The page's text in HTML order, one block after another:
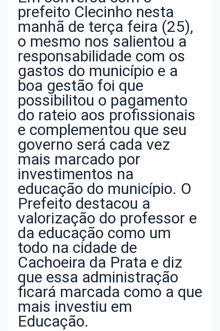
prefeito Clecinho nesta
manhã de terça feira (25),
o mesmo nos salientou a
responsabilidade com os
gastos do município e a
boa gestão foi que
possibilitou o pagamento
do rateio aos profissionais
e complementou que seu
governo será cada vez
mais marcado por
investimentos na
educação do município. O
Prefeito destacou a
valorização do professor e
da educação como um
todo na cidade de
Cachoeira da Prata e diz
que essa administração
ficará marcada como a que
mais investiu em
Educação.